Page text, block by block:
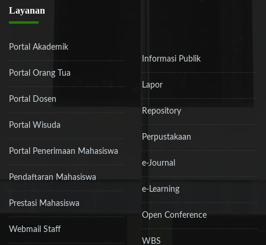
Layanan
Portal Akademik
Portal Orang Tua
Portal Dosen
Portal Wisuda
Portal Penerimaan Mahasiswa
Pendaftaran Mahasiswa
Prestasi Mahasiswa
Webmail Staff
Informasi Publik
Lapor
Repository
Perpustakaan
e-Journal
e-Learning
Open Conference
WBS